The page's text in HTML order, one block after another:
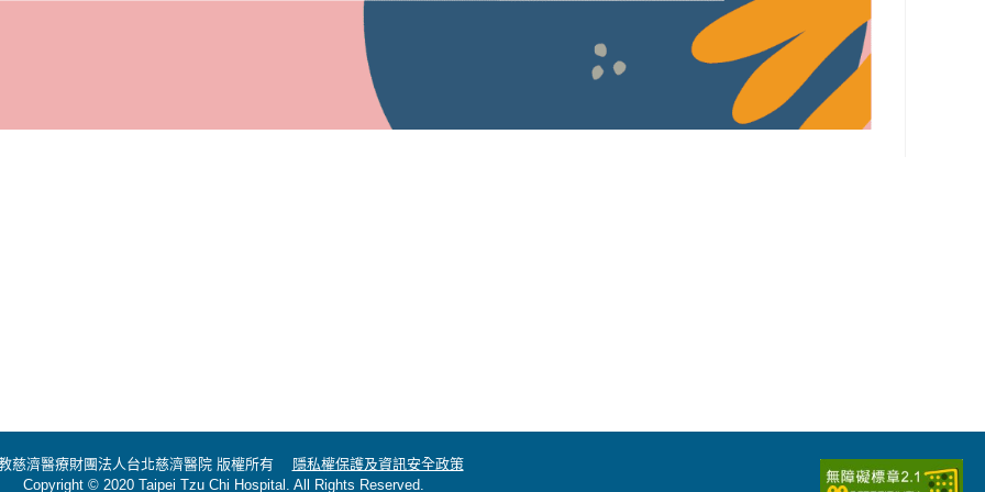
慈濟醫療財團法人台北慈濟醫院 版權所有 隱私權保護及資訊安全政策
Copyright © 2020 Taipei Tzu Chi Hospital. All Rights Reserved.